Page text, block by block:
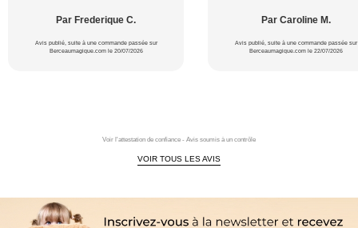
Par Frederique C.
Avis publié, suite à une commande passée sur
Berceaumagique.com le 20/07/2026
Par Caroline M.
Avis publié, suite à une commande passée sur
Berceaumagique.com le 22/07/2026
Voir l'attestation de confiance - Avis soumis à un contrôle
VOIR TOUS LES AVIS